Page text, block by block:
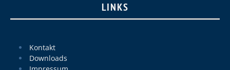
LINKS
Kontakt
Downloads